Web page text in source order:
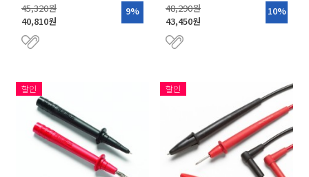
45,320원
40,810원
9%
48,290원
43,450원
10%
할인 할인